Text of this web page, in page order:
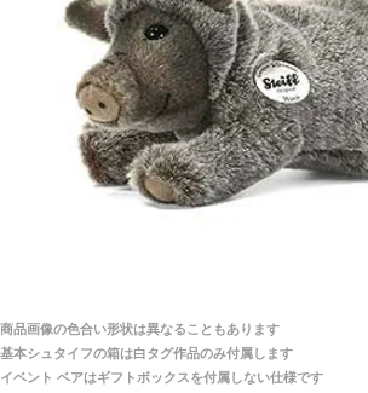
海外からのお取り寄せと言うことです
んと届きますか？
ご安心ください！商品は確実にお届け
商品は直接海外から届くのですか。受
関税はすべて当店にて処理しますので
は一切ありません。
んを紹介され…」
埼玉県 S・W 様
「送られる際にメールなどで届け
安心感がありました」
大阪府 Y・W 様 （男
「取り扱っているNetショップで
商品画像の色合い形状は異なることもあります
基本シュタイフの箱は白タグ作品のみ付属します
イベント ベアはギフトボックスを付属しない仕様です